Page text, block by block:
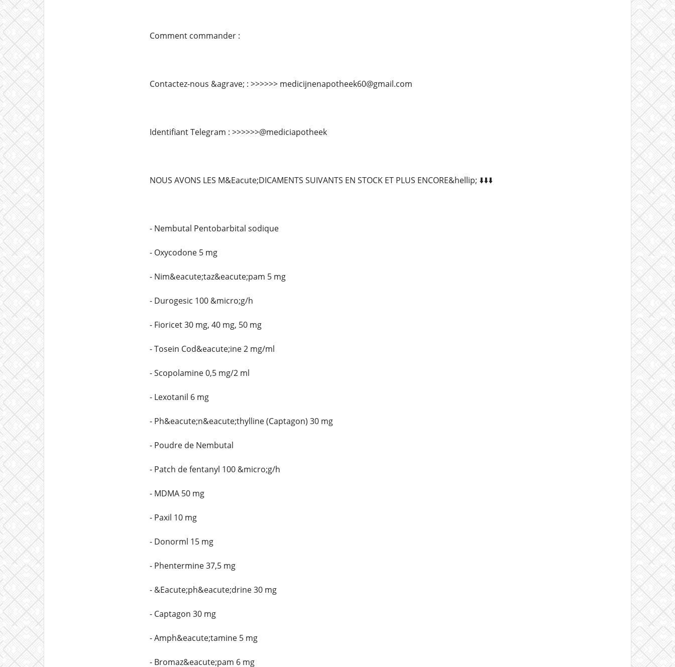
Comment commander :
Contactez-nous &agrave; : >>>>>> medicijnenapotheek60@gmail.com
Identifiant Telegram : >>>>>>@mediciapotheek
NOUS AVONS LES M&Eacute;DICAMENTS SUIVANTS EN STOCK ET PLUS ENCORE&hellip; ⬇️⬇️⬇️
- Nembutal Pentobarbital sodique
- Oxycodone 5 mg
- Nim&eacute;taz&eacute;pam 5 mg
- Durogesic 100 &micro;g/h
- Fioricet 30 mg, 40 mg, 50 mg
- Tosein Cod&eacute;ine 2 mg/ml
- Scopolamine 0,5 mg/2 ml
- Lexotanil 6 mg
- Ph&eacute;n&eacute;thylline (Captagon) 30 mg
- Poudre de Nembutal
- Patch de fentanyl 100 &micro;g/h
- MDMA 50 mg
- Paxil 10 mg
- Donorml 15 mg
- Phentermine 37,5 mg
- &Eacute;ph&eacute;drine 30 mg
- Captagon 30 mg
- Amph&eacute;tamine 5 mg
- Bromaz&eacute;pam 6 mg